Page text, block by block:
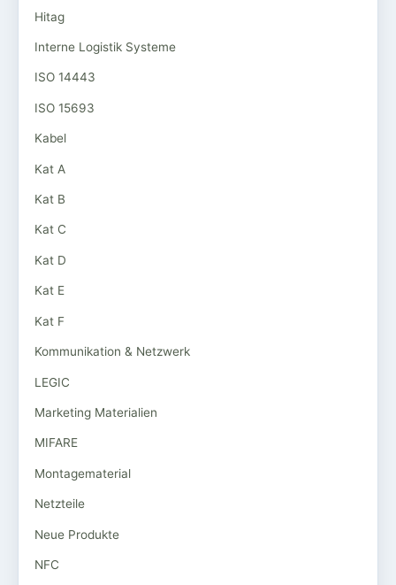
Hitag
Interne Logistik Systeme
ISO 14443
ISO 15693
Kabel
Kat A
Kat B
Kat C
Kat D
Kat E
Kat F
Kommunikation & Netzwerk
LEGIC
Marketing Materialien
MIFARE
Montagematerial
Netzteile
Neue Produkte
NFC